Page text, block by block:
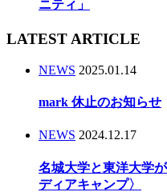
ニティ」
LATEST ARTICLE
NEWS 2025.01.14
mark 休止のお知らせ
NEWS 2024.12.17
名城大学と東洋大学
ディアキャンプ〉